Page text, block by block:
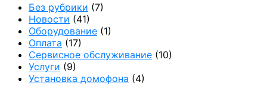
Без рубрики (7)
Новости (41)
Оборудование (1)
Оплата (17)
Сервисное обслуживание (10)
Услуги (9)
Установка домофона (4)